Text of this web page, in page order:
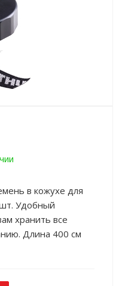
в кожухе для
Удобный
хранить все
Длина 400 см